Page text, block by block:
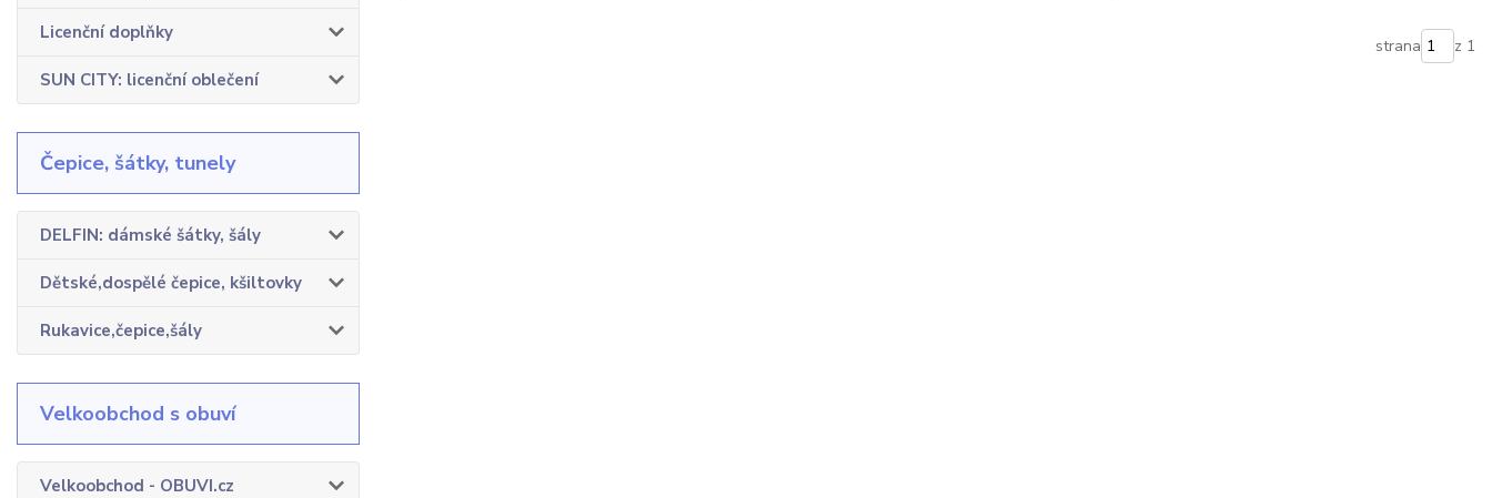
Licenční doplňky
SUN CITY: licenční oblečení
Čepice, šátky, tunely
DELFIN: dámské šátky, šály
Dětské,dospělé čepice, kšiltovky
Rukavice,čepice,šály
Velkoobchod s obuví
Velkoobchod - OBUVI.cz
strana z 1